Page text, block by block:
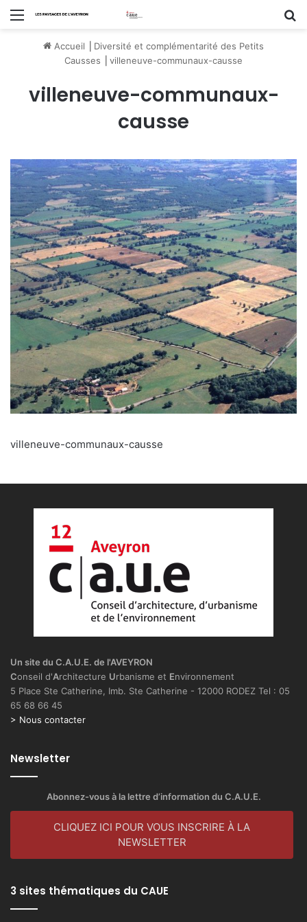
Menu
Accueil
Diversité et complémentarité des Petits
Causses
villeneuve-communaux-causse
villeneuve-communaux-
causse
villeneuve-communaux-causse
Un site du C.A.U.E. de l'AVEYRON
Conseil d'Architecture Urbanisme et Environnement
5 Place Ste Catherine, Imb. Ste Catherine - 12000 RODEZ Tel : 05
65 68 66 45
> Nous contacter
Newsletter
Abonnez-vous à la lettre d’information du C.A.U.E.
CLIQUEZ ICI POUR VOUS INSCRIRE À LA
NEWSLETTER
3 sites thématiques du CAUE